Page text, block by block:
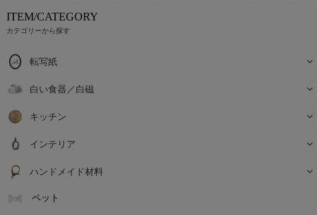
ITEM/CATEGORY
カテゴリーから探す
転写紙
白い食器／白磁
キッチン
インテリア
ハンドメイド材料
ペット